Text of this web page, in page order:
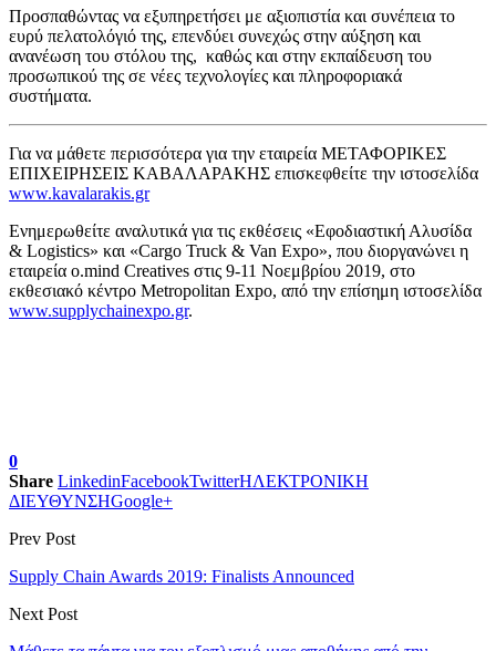
Προσπαθώντας να εξυπηρετήσει με αξιοπιστία και συνέπεια το
ευρύ πελατολόγιό της, επενδύει συνεχώς στην αύξηση και
ανανέωση του στόλου της, καθώς και στην εκπαίδευση του
προσωπικού της σε νέες τεχνολογίες και πληροφοριακά
συστήματα.
Για να μάθετε περισσότερα για την εταιρεία ΜΕΤΑΦΟΡΙΚΕΣ
ΕΠΙΧΕΙΡΗΣΕΙΣ ΚΑΒΑΛΑΡΑΚΗΣ επισκεφθείτε την ιστοσελίδα
www.kavalarakis.gr
Ενημερωθείτε αναλυτικά για τις εκθέσεις «Εφοδιαστική Αλυσίδα
& Logistics» και «Cargo Truck & Van Expo», που διοργανώνει η
εταιρεία o.mind Creatives στις 9-11 Νοεμβρίου 2019, στο
εκθεσιακό κέντρο Metropolitan Expo, από την επίσημη ιστοσελίδα
www.supplychainexpo.gr.
0
Share LinkedinFacebookTwitterΗΛΕΚΤΡΟΝΙΚΗ
ΔΙΕΥΘΥΝΣΗGoogle+
Prev Post
Supply Chain Awards 2019: Finalists Announced
Next Post